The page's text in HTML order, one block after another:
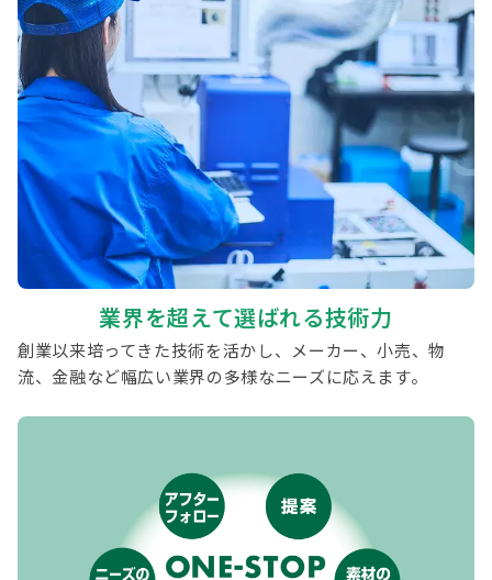
業界を超えて選ばれる技術力
創業以来培ってきた技術を活かし、メーカー、小売、物
流、金融など幅広い業界の多様なニーズに応えます。